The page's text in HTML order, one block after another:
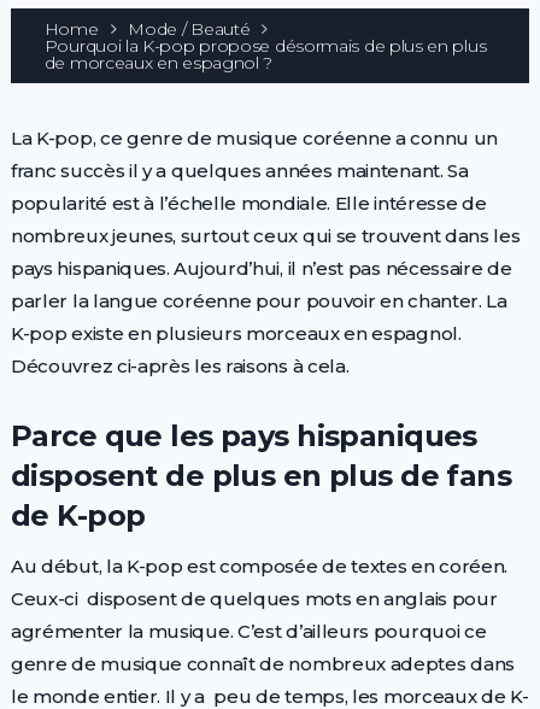
Home Mode / Beauté
Pourquoi la K-pop propose désormais de plus en plus
de morceaux en espagnol ?
La K-pop, ce genre de musique coréenne a connu un
franc succès il y a quelques années maintenant. Sa
popularité est à l’échelle mondiale. Elle intéresse de
nombreux jeunes, surtout ceux qui se trouvent dans les
pays hispaniques. Aujourd’hui, il n’est pas nécessaire de
parler la langue coréenne pour pouvoir en chanter. La
K-pop existe en plusieurs morceaux en espagnol.
Découvrez ci-après les raisons à cela.
Parce que les pays hispaniques
disposent de plus en plus de fans
de K-pop
Au début, la K-pop est composée de textes en coréen.
Ceux-ci disposent de quelques mots en anglais pour
agrémenter la musique. C’est d’ailleurs pourquoi ce
genre de musique connaît de nombreux adeptes dans
le monde entier. Il y a peu de temps, les morceaux de K-